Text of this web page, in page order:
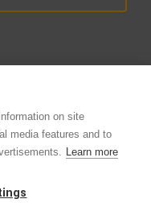
os direitos reservados.
on site
media features and to
Learn more